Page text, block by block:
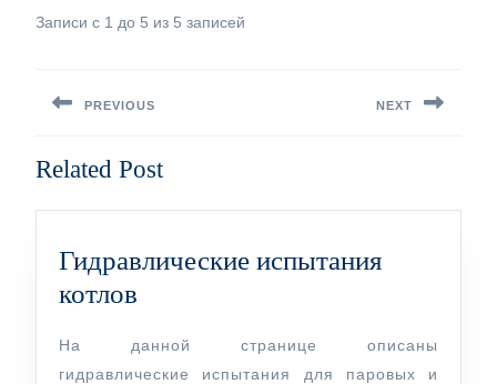
Записи с 1 до 5 из 5 записей
по
PREVIOUS
запись:
NEXT
Related Post
Гидравлические испытания
котлов
котлов
На данной странице описаны
гидравлические испытания для паровых и